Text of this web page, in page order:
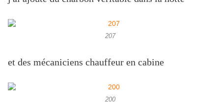
207
et des mécaniciens chauffeur en cabine
200